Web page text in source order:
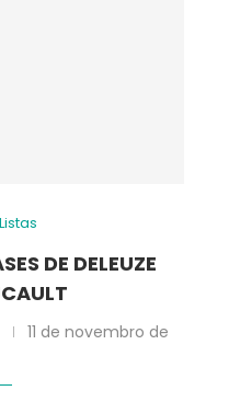
Listas
DE DELEUZE
11 de novembro de